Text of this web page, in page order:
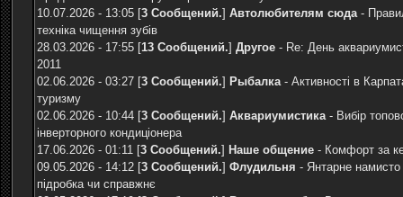
10.07.2026 - 13:05 [3 Сообщений.] Автолюбителям сюда-
техніка чищення зубів
28.03.2026 - 17:55 [13 Сообщений.] Другое - Re: День
2011
02.06.2026 - 03:27 [3 Сообщений.] Рыбалка- Активності в
туризму
02.06.2026 - 10:44 [3 Сообщений.] Аквариумистика- Вибір
інверторного кондиціонера
17.06.2026 - 01:11 [3 Сообщений.] Наше общение - Комфорт за
09.05.2026 - 14:12 [3 Сообщений.] Флудильня - Янтарне
підробка чи справжнє